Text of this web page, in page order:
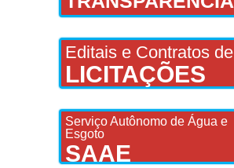
Editais e Contratos de
LICITAÇÕES
Serviço Autônomo de Água e
Esgoto
SAAE